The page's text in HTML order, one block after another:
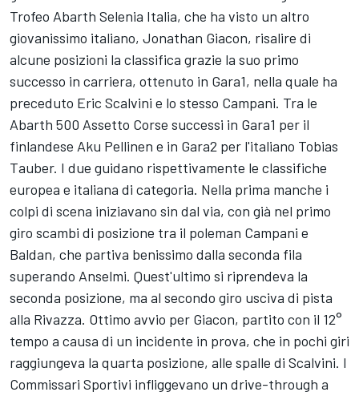
Trofeo Abarth Selenia Italia, che ha visto un altro
giovanissimo italiano, Jonathan Giacon, risalire di
alcune posizioni la classifica grazie la suo primo
successo in carriera, ottenuto in Gara1, nella quale ha
preceduto Eric Scalvini e lo stesso Campani. Tra le
Abarth 500 Assetto Corse successi in Gara1 per il
finlandese Aku Pellinen e in Gara2 per l'italiano Tobias
Tauber. I due guidano rispettivamente le classifiche
europea e italiana di categoria. Nella prima manche i
colpi di scena iniziavano sin dal via, con già nel primo
giro scambi di posizione tra il poleman Campani e
Baldan, che partiva benissimo dalla seconda fila
superando Anselmi. Quest'ultimo si riprendeva la
seconda posizione, ma al secondo giro usciva di pista
alla Rivazza. Ottimo avvio per Giacon, partito con il 12°
tempo a causa di un incidente in prova, che in pochi giri
raggiungeva la quarta posizione, alle spalle di Scalvini. I
Commissari Sportivi infliggevano un drive-through a